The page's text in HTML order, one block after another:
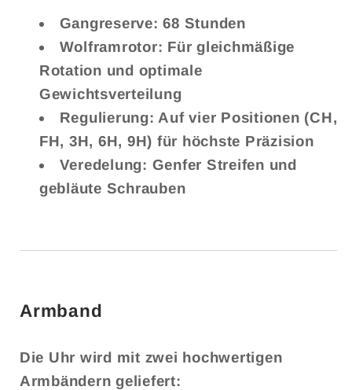
Gangreserve: 68 Stunden
Wolframrotor: Für gleichmäßige
Rotation und optimale
Gewichtsverteilung
Regulierung: Auf vier Positionen (CH,
FH, 3H, 6H, 9H) für höchste Präzision
Veredelung: Genfer Streifen und
gebläute Schrauben
Armband
Die Uhr wird mit zwei hochwertigen
Armbändern geliefert: